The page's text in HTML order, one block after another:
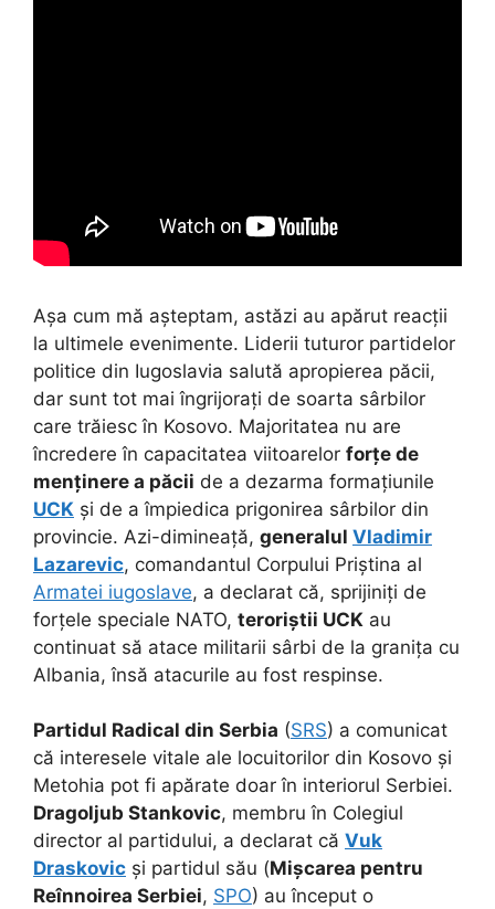
Așa cum mă așteptam, astăzi au apărut reacții
la ultimele evenimente. Liderii tuturor partidelor
politice din Iugoslavia salută apropierea păcii,
dar sunt tot mai îngrijorați de soarta sârbilor
care trăiesc în Kosovo. Majoritatea nu are
încredere în capacitatea viitoarelor forțe de
menținere a păcii de a dezarma formațiunile
UCK și de a împiedica prigonirea sârbilor din
provincie. Azi-dimineață, generalul Vladimir
Lazarevic, comandantul Corpului Priștina al
Armatei iugoslave, a declarat că, sprijiniți de
forțele speciale NATO, teroriștii UCK au
continuat să atace militarii sârbi de la granița cu
Albania, însă atacurile au fost respinse.
Partidul Radical din Serbia (SRS) a comunicat
că interesele vitale ale locuitorilor din Kosovo și
Metohia pot fi apărate doar în interiorul Serbiei.
Dragoljub Stankovic, membru în Colegiul
director al partidului, a declarat că Vuk
Draskovic și partidul său (Mișcarea pentru
Reînnoirea Serbiei, SPO) au început o